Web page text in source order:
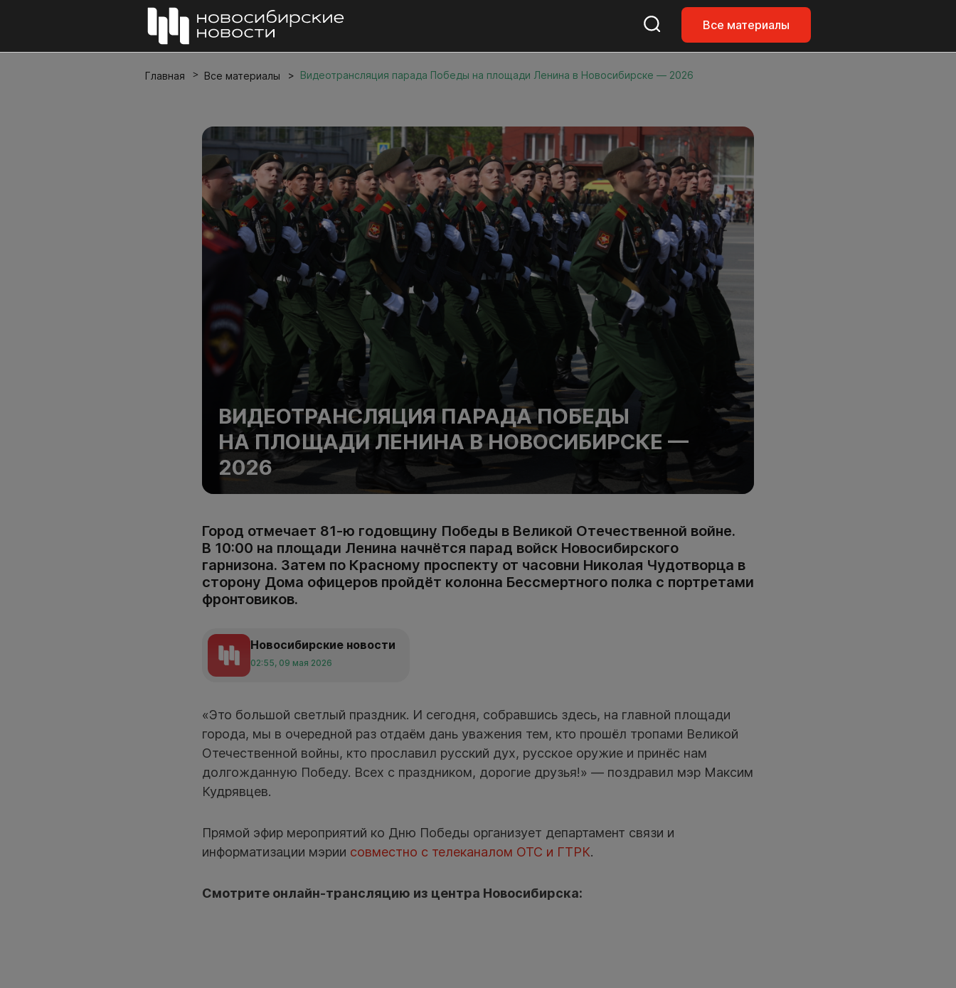
Все материалы
Главная Все материалы Видеотрансляция парада Победы на площади Ленина в Новосибирске — 2026
ВИДЕОТРАНСЛЯЦИЯ ПАРАДА ПОБЕДЫ
НА ПЛОЩАДИ ЛЕНИНА В НОВОСИБИРСКЕ —
2026
Город отмечает 81-ю годовщину Победы в Великой Отечественной войне.
В 10:00 на площади Ленина начнётся парад войск Новосибирского
гарнизона. Затем по Красному проспекту от часовни Николая Чудотворца в
сторону Дома офицеров пройдёт колонна Бессмертного полка с портретами
фронтовиков.
Новосибирские новости
02:55, 09 мая 2026
«Это большой светлый праздник. И сегодня, собравшись здесь, на главной площади
города, мы в очередной раз отдаём дань уважения тем, кто прошёл тропами Великой
Отечественной войны, кто прославил русский дух, русское оружие и принёс нам
долгожданную Победу. Всех с праздником, дорогие друзья!» — поздравил мэр Максим
Кудрявцев.
Прямой эфир мероприятий ко Дню Победы организует департамент связи и
информатизации мэрии совместно с телеканалом ОТС и ГТРК.
Смотрите онлайн-трансляцию из центра Новосибирска: